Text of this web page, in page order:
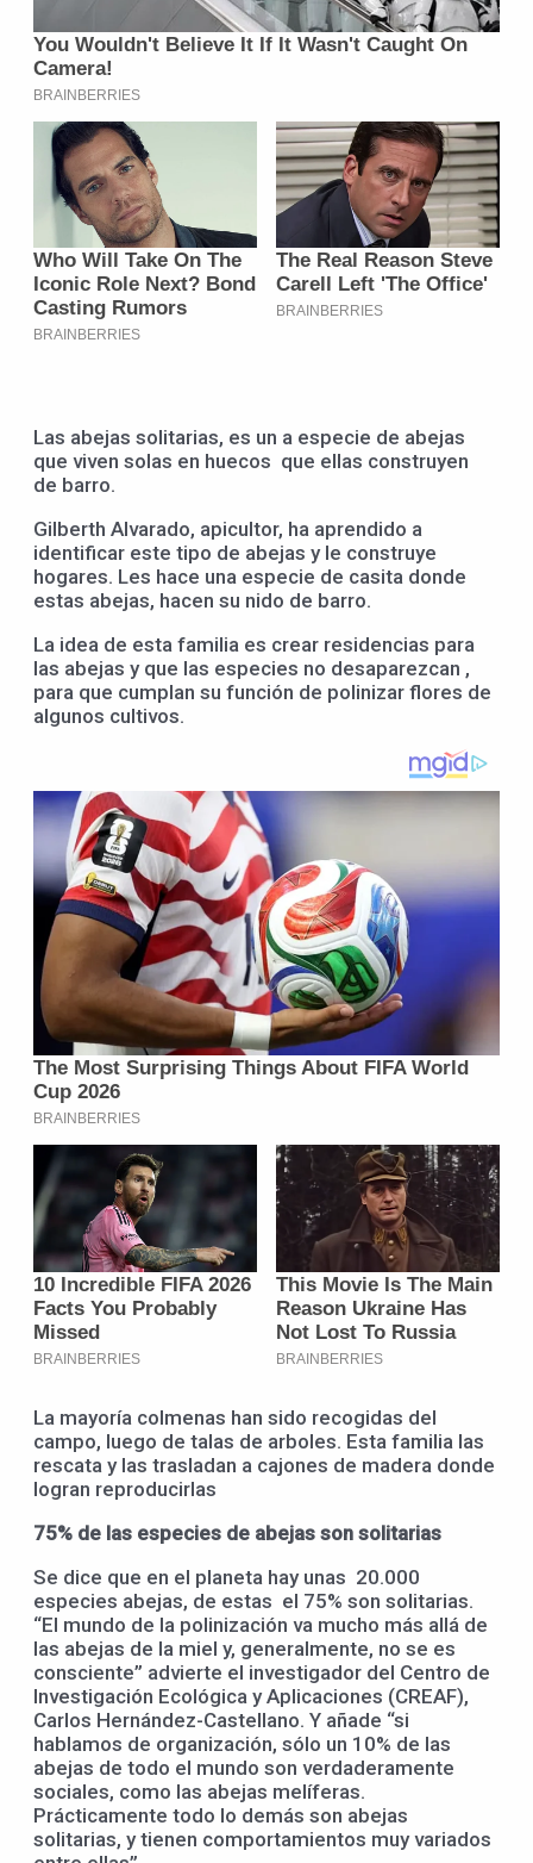
Las abejas solitarias, es un a especie de abejas
que viven solas en huecos que ellas construyen
de barro.
Gilberth Alvarado, apicultor, ha aprendido a
identificar este tipo de abejas y le construye
hogares. Les hace una especie de casita donde
estas abejas, hacen su nido de barro.
La idea de esta familia es crear residencias para
las abejas y que las especies no desaparezcan ,
para que cumplan su función de polinizar flores de
algunos cultivos.
La mayoría colmenas han sido recogidas del
campo, luego de talas de arboles. Esta familia las
rescata y las trasladan a cajones de madera donde
logran reproducirlas
75% de las especies de abejas son solitarias
Se dice que en el planeta hay unas 20.000
especies abejas, de estas el 75% son solitarias.
“El mundo de la polinización va mucho más allá de
las abejas de la miel y, generalmente, no se es
consciente” advierte el investigador del Centro de
Investigación Ecológica y Aplicaciones (CREAF),
Carlos Hernández-Castellano. Y añade “si
hablamos de organización, sólo un 10% de las
abejas de todo el mundo son verdaderamente
sociales, como las abejas melíferas.
Prácticamente todo lo demás son abejas
solitarias, y tienen comportamientos muy variados